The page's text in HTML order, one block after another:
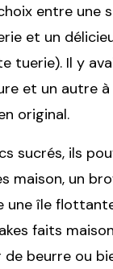
entre une
et un
tuerie). Il y
et un autre à
original.
sucrés, ils
maison, un
une île
faits
beurre ou